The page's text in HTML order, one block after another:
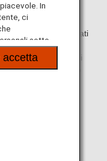
può variare a
per la
per i voli operati
essere diverso per i
il pagamento
tutti i voli del
In
ci
sotto
e pubblicità.
accetta